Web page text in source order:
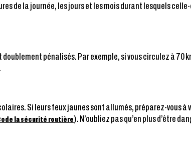
de la journée, les jours et les mois durant lesquels
doublementpénalisés. Par exemple, si vous circulez à 70
Si leurs feux jaunes sont allumés, préparez-vous
la sécurité routière). N’oubliez pas qu’en plus d’être